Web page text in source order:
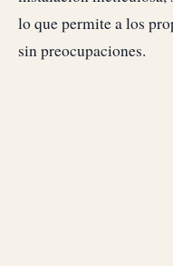
lo que permite a los
sin preocupaciones.